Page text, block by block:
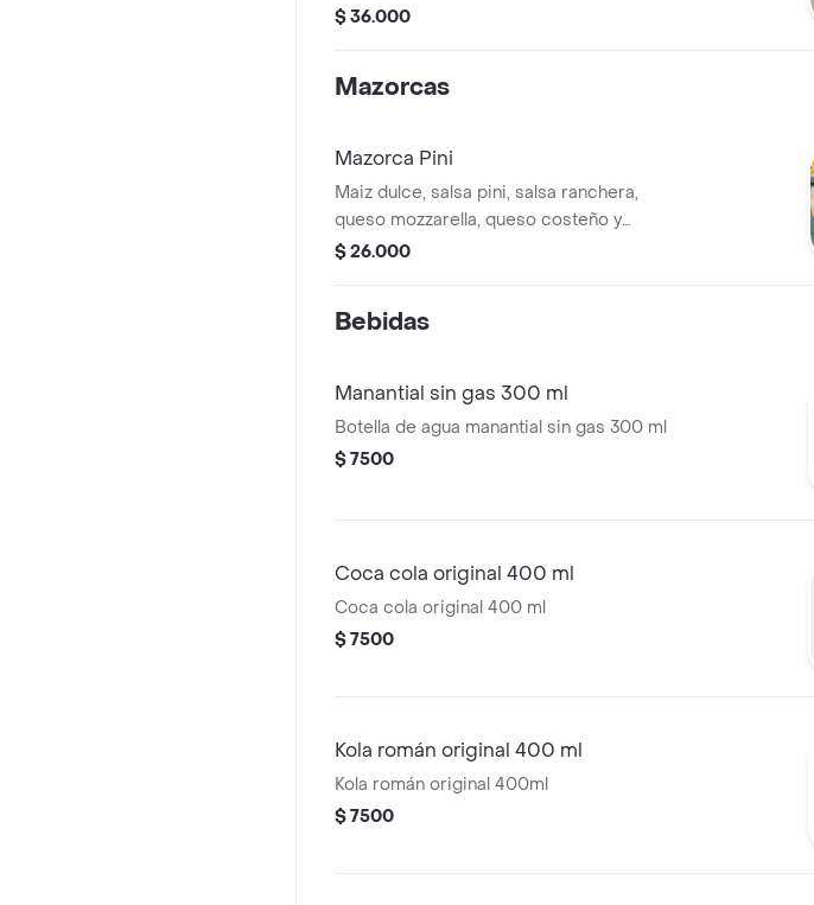
pini, lechuga, cebolla blanca, tomate
$ 36.000
Mazorcas
Mazorca Pini
Maiz dulce, salsa pini, salsa ranchera,
queso mozzarella, queso costeño y
tocineta crispy.
$ 26.000
Bebidas
Manantial sin gas 300 ml
Botella de agua manantial sin gas 300 ml
$ 7500
Coca cola original 400 ml
Coca cola original 400 ml
$ 7500
Kola román original 400 ml
Kola román original 400ml
$ 7500